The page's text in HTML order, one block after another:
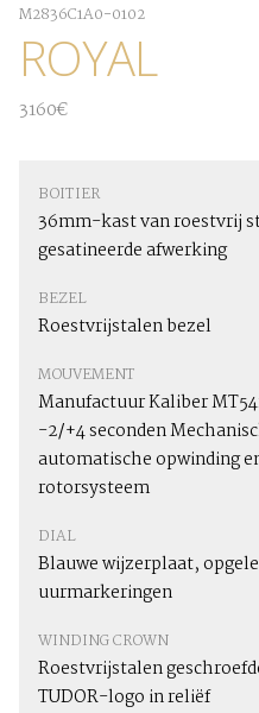
M2836C1A0-0102
ROYAL
3160€
BOITIER
36mm-kast van roestvrij
gesatineerde afwerking
BEZEL
Roestvrijstalen bezel
MOUVEMENT
Manufactuur Kaliber
-2/+4 seconden
automatische opwinding
rotorsysteem
DIAL
Blauwe wijzerplaat,
uurmarkeringen
WINDING CROWN
Roestvrijstalen
TUDOR-logo in reliëf